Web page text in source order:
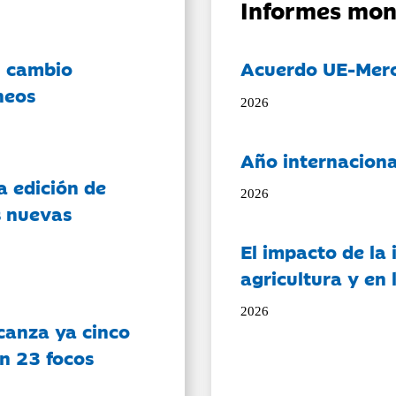
cambio
edición de
nuevas
ya cinco
23 focos
Informes
Acuerdo UE-
2026
Año
2026
El impacto de
agricultura y en
2026